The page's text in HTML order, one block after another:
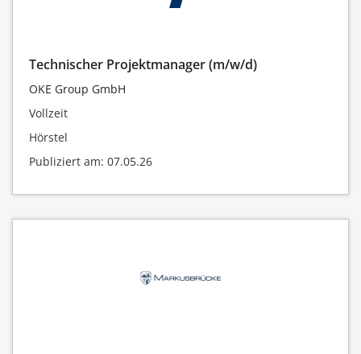
Technischer Projektmanager (m/w/d)
OKE Group GmbH
Vollzeit
Hörstel
Publiziert am: 07.05.26